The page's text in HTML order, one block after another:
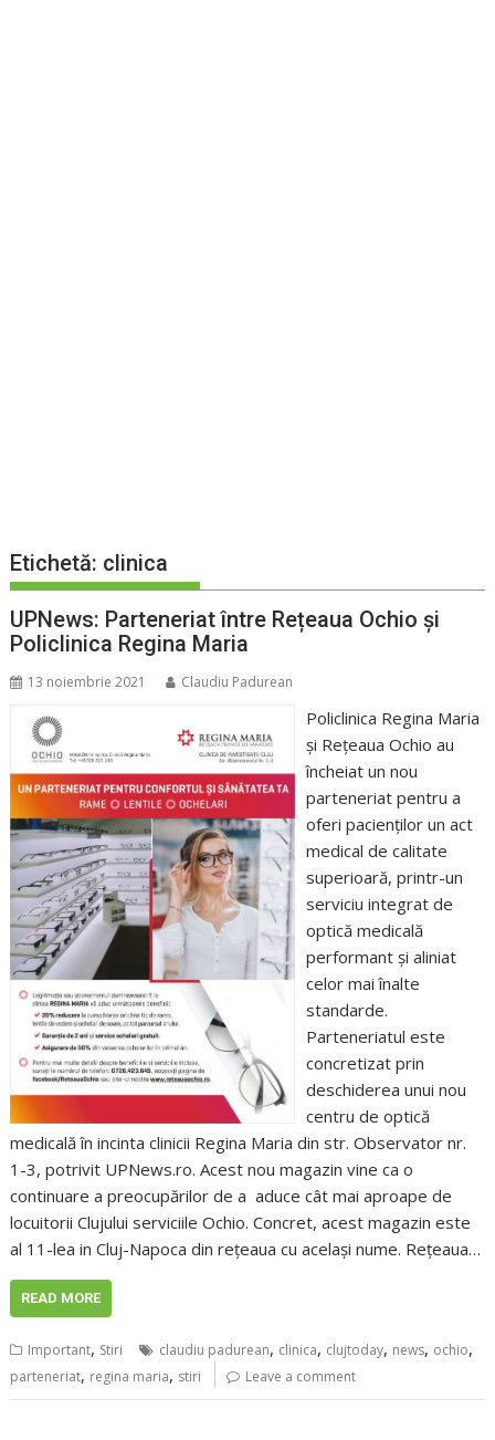
Etichetă: clinica
UPNews: Parteneriat între Rețeaua Ochio și
Policlinica Regina Maria
13 noiembrie 2021 Claudiu Padurean
Policlinica Regina Maria
și Rețeaua Ochio au
încheiat un nou
parteneriat pentru a
oferi pacienților un act
medical de calitate
superioară, printr-un
serviciu integrat de
optică medicală
performant și aliniat
celor mai înalte
standarde.
Parteneriatul este
concretizat prin
deschiderea unui nou
centru de optică
medicală în incinta clinicii Regina Maria din str. Observator nr.
1-3, potrivit UPNews.ro. Acest nou magazin vine ca o
continuare a preocupărilor de a aduce cât mai aproape de
locuitorii Clujului serviciile Ochio. Concret, acest magazin este
al 11-lea in Cluj-Napoca din rețeaua cu același nume. Rețeaua…
READ MORE
Important, Stiri claudiu padurean, clinica, clujtoday, news, ochio,
parteneriat, regina maria, stiri Leave a comment